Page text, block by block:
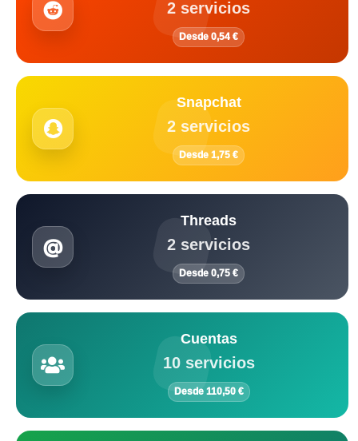
2 servicios
Desde 0,54 €
Snapchat
2 servicios
Desde 1,75 €
Threads
2 servicios
Desde 0,75 €
Cuentas
10 servicios
Desde 110,50 €